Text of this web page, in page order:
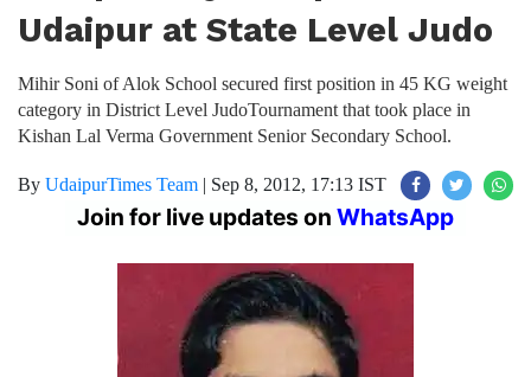
Udaipur at State Level Judo
Mihir Soni of Alok School secured first position in 45 KG weight
category in District Level JudoTournament that took place in
Kishan Lal Verma Government Senior Secondary School.
By UdaipurTimes Team | Sep 8, 2012, 17:13 IST
Join for live updates on WhatsApp